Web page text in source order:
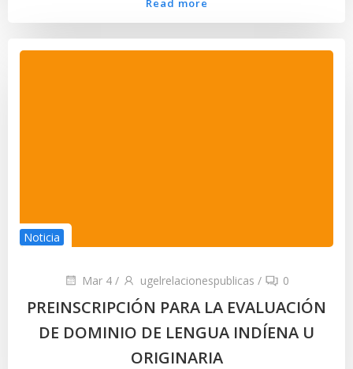
Read more
Noticia
Mar 4 / ugelrelacionespublicas / 0
PREINSCRIPCIÓN PARA LA EVALUACIÓN
DE DOMINIO DE LENGUA INDÍENA U
ORIGINARIA